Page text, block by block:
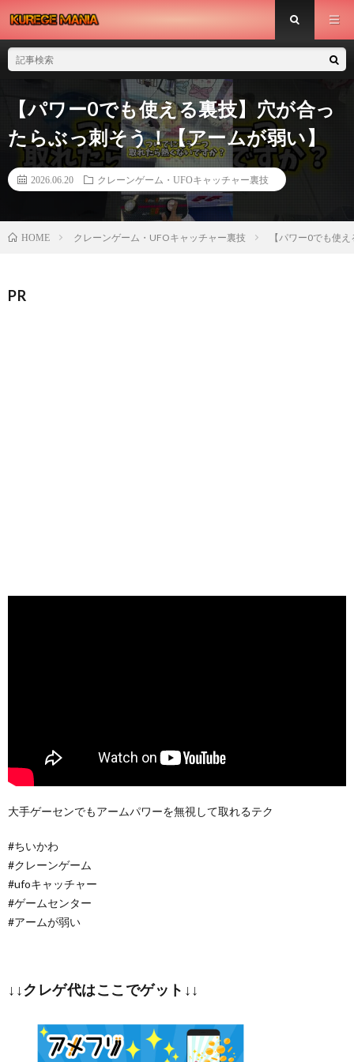
【パワー0でも使える裏技】穴が合っ
たらぶっ刺そう！【アームが弱い】
2026.06.20 クレーンゲーム・UFOキャッチャー裏技
HOME クレーンゲーム・UFOキャッチャー裏技 【パワー0でも使
PR
大手ゲーセンでもアームパワーを無視して取れるテク
#ちいかわ
#クレーンゲーム
#ufoキャッチャー
#ゲームセンター
#アームが弱い
↓↓クレゲ代はここでゲット↓↓